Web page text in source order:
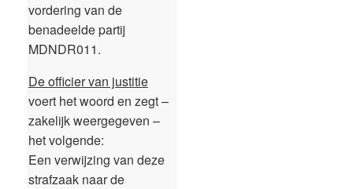
vordering van de
benadeelde partij
MDNDR011.
De officier van justitie
voert het woord en zegt –
zakelijk weergegeven –
het volgende:
Een verwijzing van deze
strafzaak naar de